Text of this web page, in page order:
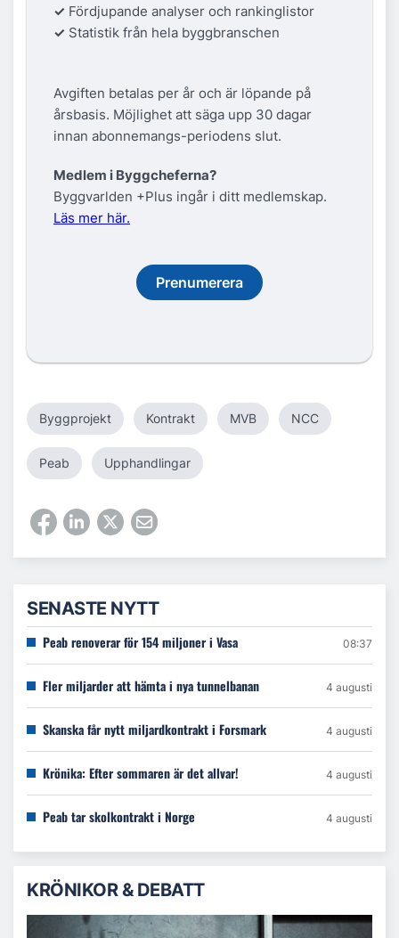
✓ Fördjupande analyser och rankinglistor
✓ Statistik från hela byggbranschen
Avgiften betalas per år och är löpande på
årsbasis. Möjlighet att säga upp 30 dagar
innan abonnemangs-periodens slut.
Medlem i Byggcheferna?
Byggvarlden +Plus ingår i ditt medlemskap.
Läs mer här.
Prenumerera
Byggprojekt Kontrakt MVB NCC
Peab Upphandlingar
SENASTE NYTT
Peab renoverar för 154 miljoner i Vasa 08:37
Fler miljarder att hämta i nya tunnelbanan 4 augusti
Skanska får nytt miljardkontrakt i Forsmark 4 augusti
Krönika: Efter sommaren är det allvar! 4 augusti
Peab tar skolkontrakt i Norge 4 augusti
KRÖNIKOR & DEBATT